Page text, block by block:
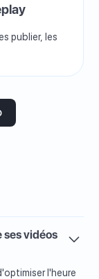
publier, les
ses vidéos
l'heure